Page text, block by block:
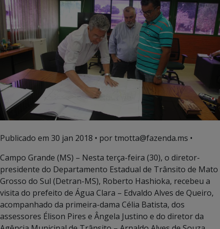
Publicado em 30 jan 2018 • por tmotta@fazenda.ms •
Campo Grande (MS) – Nesta terça-feira (30), o diretor-
presidente do Departamento Estadual de Trânsito de Mato
Grosso do Sul (Detran-MS), Roberto Hashioka, recebeu a
visita do prefeito de Água Clara – Edvaldo Alves de Queiro,
acompanhado da primeira-dama Célia Batista, dos
assessores Élison Pires e Ângela Justino e do diretor da